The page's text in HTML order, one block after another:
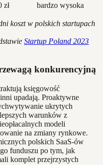
zł bardzo wysoka
koszt w polskich startupach
Startup Poland 2023
konkurencyjną
księgowość
upadają. Proaktywne
ukrytych
warunków z
modeli
na zmiany rynkowe.
polskich SaaS-ów
funduszu po tym, jak
komplet przejrzystych